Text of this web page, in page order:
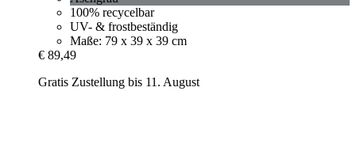
100% recycelbar
UV- & frostbeständig
Maße: 79 x 39 x 39 cm
€ 89,49
Gratis Zustellung bis 11. August